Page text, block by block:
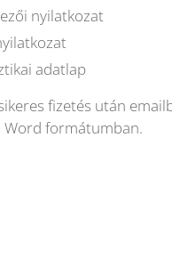
nyilatkozat
adatlap
fizetés után
Word formátumban.